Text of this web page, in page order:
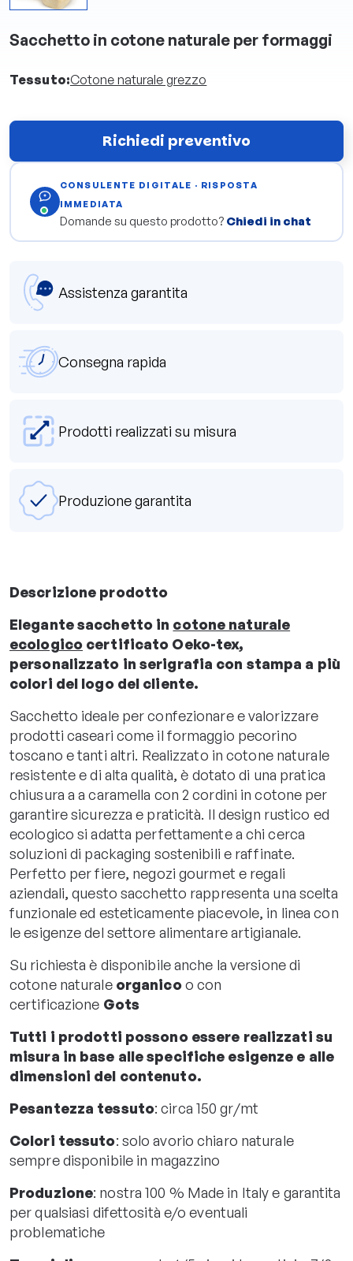
Sacchetto in cotone naturale per formaggi
Tessuto:Cotone naturale grezzo
Richiedi preventivo
CONSULENTE DIGITALE · RISPOSTA
IMMEDIATA
Domande su questo prodotto? Chiedi in chat
Assistenza garantita
Consegna rapida
Prodotti realizzati su misura
Produzione garantita
Descrizione prodotto
Elegante sacchetto in cotone naturale
ecologico certificato Oeko-tex,
personalizzato in serigrafia con stampa a più
colori del logo del cliente.
Sacchetto ideale per confezionare e valorizzare
prodotti caseari come il formaggio pecorino
toscano e tanti altri. Realizzato in cotone naturale
resistente e di alta qualità, è dotato di una pratica
chiusura a a caramella con 2 cordini in cotone per
garantire sicurezza e praticità. Il design rustico ed
ecologico si adatta perfettamente a chi cerca
soluzioni di packaging sostenibili e raffinate.
Perfetto per fiere, negozi gourmet e regali
aziendali, questo sacchetto rappresenta una scelta
funzionale ed esteticamente piacevole, in linea con
le esigenze del settore alimentare artigianale.
Su richiesta è disponibile anche la versione di
cotone naturale organicoo con
certificazione Gots
Tutti i prodotti possono essere realizzati su
misura in base alle specifiche esigenze e alle
dimensioni del contenuto.
Pesantezza tessuto: circa 150 gr/mt
Colori tessuto: solo avorio chiaro naturale
sempre disponibile in magazzino
Produzione: nostra 100 % Made in Italy e garantita
per qualsiasi difettosità e/o eventuali
problematiche